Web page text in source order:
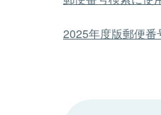
2025年度版郵便番